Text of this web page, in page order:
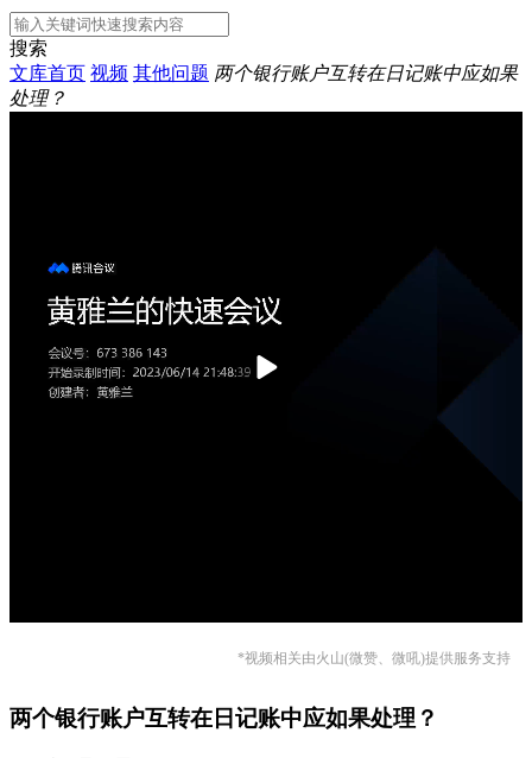
搜索
文库首页 视频 其他问题 两个银行账户互转在日记账中应如果
处理？
*视频相关由火山(微赞、微吼)提供服务支持
两个银行账户互转在日记账中应如果处理？